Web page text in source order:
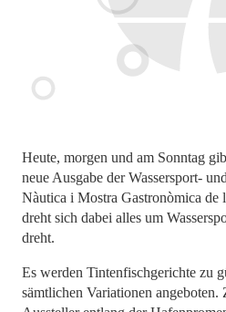
Heute, morgen und am Sonntag
neue Ausgabe der Wassersport-
Nàutica i Mostra Gastronòmica de
dreht sich dabei alles um
dreht.
Es werden Tintenfischgerichte zu
sämtlichen Variationen angeboten.